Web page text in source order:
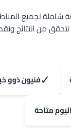
شاملة لجميع
من النتائج
✓فنيون ذوو
متاحة